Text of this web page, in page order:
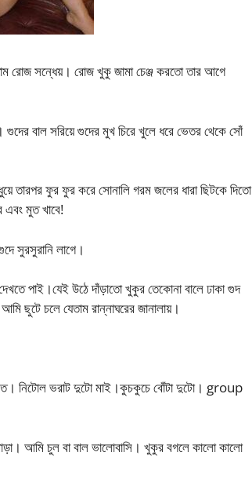
সন্ধেয়। রোজ খুকু জামা চেঞ্জ করতো তার আগে
বাল সরিয়ে গুদের মুখ চিরে খুলে ধরে ভেতর থেকে সোঁ
তারপর ফুর ফুর করে সোনালি গরম জলের ধারা ছিটকে দিতো
এবং মুত খাবে!
সুরসুরানি লাগে।
পাই।যেই উঠে দাঁড়াতো খুকুর তেকোনা বালে ঢাকা গুদ
ছুটে চলে যেতাম রান্নাঘরের জানালায়।
নিটোল ভরাট দুটো মাই।কুচকুচে বোঁটা দুটো। group
আমি চুল বা বাল ভালোবাসি। খুকুর বগলে কালো কালো